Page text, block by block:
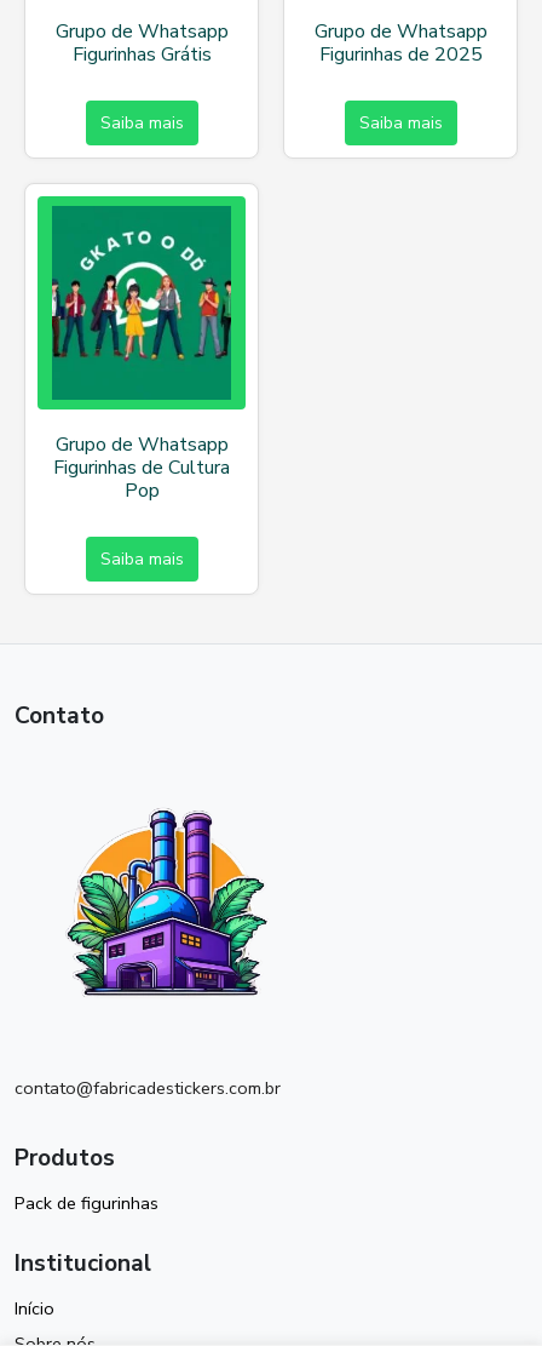
Grupo de Whatsapp
Figurinhas Grátis
Saiba mais
Grupo de Whatsapp
Figurinhas de 2025
Saiba mais
Grupo de Whatsapp
Figurinhas de Cultura
Pop
Saiba mais
Contato
contato@fabricadestickers.com.br
Produtos
Pack de figurinhas
Institucional
Início